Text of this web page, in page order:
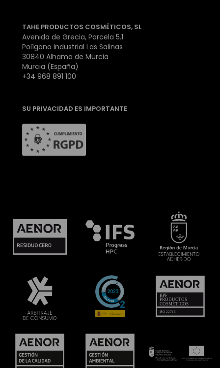
TAHE PRODUCTOS COSMÉTICOS, SL
Avenida de Grecia, Parcela 5.1
Polígono Industrial Las Salinas
30840 Alhama de Murcia
Murcia (España)
+34 968 891 100
SU PRIVACIDAD ES IMPORTANTE